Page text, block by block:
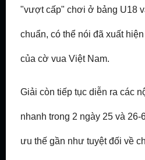
"vượt cấp" chơi ở bảng U18
chuẩn, có thể nói đã xuất
của cờ vua Việt Nam.
Giải còn tiếp tục diễn ra các
nhanh trong 2 ngày 25 và
ưu thế gần như tuyệt đối về